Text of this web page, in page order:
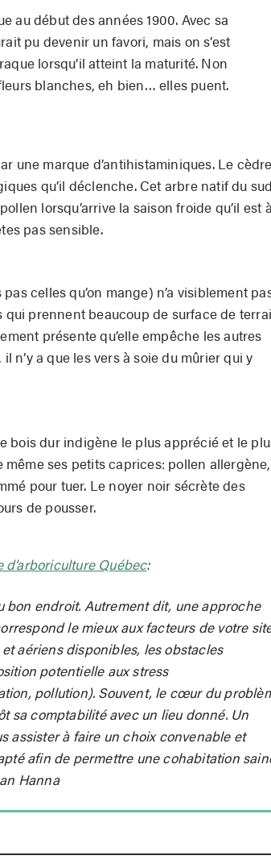
au début des années 1900. Avec sa
pu devenir un favori, mais on s’est
lorsqu’il atteint la maturité. Non
blanches, eh bien… elles puent.
une marque d’antihistaminiques. Le cèdre
qu’il déclenche. Cet arbre natif du sud
lorsqu’arrive la saison froide qu’il est à
pas sensible.
celles qu’on mange) n’a visiblement
qui prennent beaucoup de surface de ter
présente qu’elle empêche les autres
a que les vers à soie du mûrier qui y
bois dur indigène le plus apprécié et le
ses petits caprices: pollen allergène,
pour tuer. Le noyer noir sécrète des
de pousser.
Québec:
endroit. Autrement dit, une approche
le mieux aux facteurs de votre
aériens disponibles, les obstacles
potentielle aux stress
pollution). Souvent, le cœur du
sa comptabilité avec un lieu donné. Un
assister à faire un choix convenable et
afin de permettre une cohabitation
Hanna